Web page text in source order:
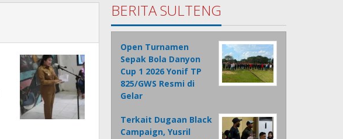
BERITA SULTENG
Open Turnamen
Sepak Bola Danyon
Cup 1 2026 Yonif TP
825/GWS Resmi di
Gelar
Terkait Dugaan Black
Campaign, Yusril